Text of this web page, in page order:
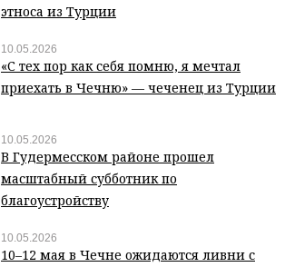
этноса из Турции
10.05.2026
«С тех пор как себя помню, я мечтал
приехать в Чечню» — чеченец из Турции
10.05.2026
В Гудермесском районе прошел
масштабный субботник по
благоустройству
10.05.2026
10–12 мая в Чечне ожидаются ливни с